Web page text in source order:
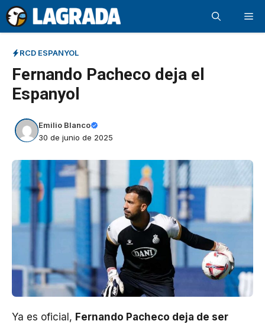
Saltar
al
contenido
RCD ESPANYOL
Fernando Pacheco deja el
Espanyol
Emilio Blanco
30 de junio de 2025
Ya es oficial, Fernando Pacheco deja de ser